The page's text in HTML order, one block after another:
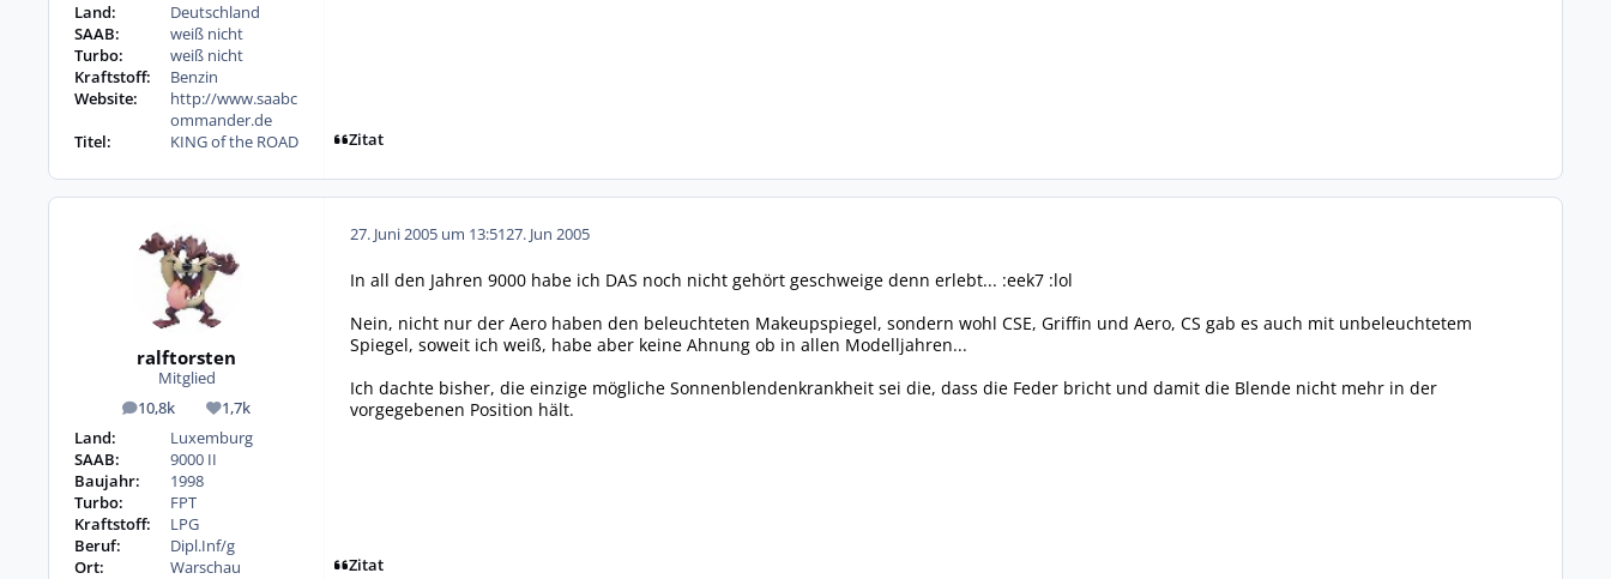
Land:
Deutschland
SAAB:
weiß nicht
Turbo:
weiß nicht
Kraftstoff:
Benzin
Website:
http://www.saabc
ommander.de
Titel:
KING of the ROAD Zitat
ralftorsten
Mitglied
10,8k
Beiträge 1,7k
Reputation
Land:
Luxemburg
SAAB:
9000 II
Baujahr:
1998
Turbo:
FPT
Kraftstoff:
LPG
Beruf:
Dipl.Inf/g
Ort:
Warschau
27. Juni 2005 um 13:5127. Jun 2005
In all den Jahren 9000 habe ich DAS noch nicht gehört geschweige denn erlebt... :eek7 :lol
Nein, nicht nur der Aero haben den beleuchteten Makeupspiegel, sondern wohl CSE, Griffin und Aero, CS gab es auch mit unbeleuchtetem
Spiegel, soweit ich weiß, habe aber keine Ahnung ob in allen Modelljahren...
Ich dachte bisher, die einzige mögliche Sonnenblendenkrankheit sei die, dass die Feder bricht und damit die Blende nicht mehr in der
vorgegebenen Position hält.
Zitat